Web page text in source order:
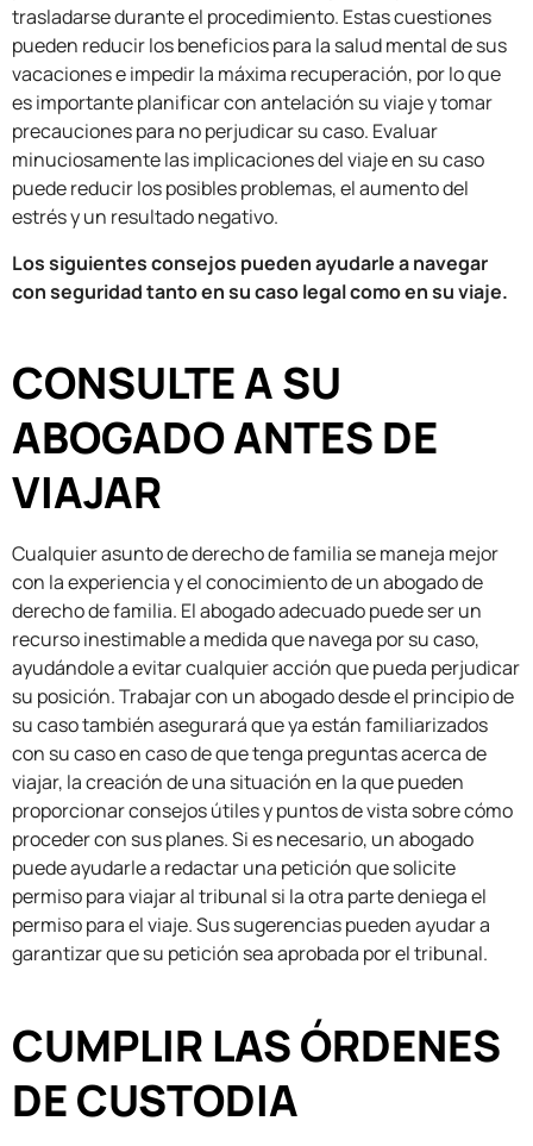
trasladarse durante el procedimiento. Estas cuestiones
pueden reducir los beneficios para la salud mental de sus
vacaciones e impedir la máxima recuperación, por lo que
es importante planificar con antelación su viaje y tomar
precauciones para no perjudicar su caso. Evaluar
minuciosamente las implicaciones del viaje en su caso
puede reducir los posibles problemas, el aumento del
estrés y un resultado negativo.
Los siguientes consejos pueden ayudarle a navegar
con seguridad tanto en su caso legal como en su viaje.
CONSULTE A SU
ABOGADO ANTES DE
VIAJAR
Cualquier asunto de derecho de familia se maneja mejor
con la experiencia y el conocimiento de un abogado de
derecho de familia. El abogado adecuado puede ser un
recurso inestimable a medida que navega por su caso,
ayudándole a evitar cualquier acción que pueda perjudicar
su posición. Trabajar con un abogado desde el principio de
su caso también asegurará que ya están familiarizados
con su caso en caso de que tenga preguntas acerca de
viajar, la creación de una situación en la que pueden
proporcionar consejos útiles y puntos de vista sobre cómo
proceder con sus planes. Si es necesario, un abogado
puede ayudarle a redactar una petición que solicite
permiso para viajar al tribunal si la otra parte deniega el
permiso para el viaje. Sus sugerencias pueden ayudar a
garantizar que su petición sea aprobada por el tribunal.
CUMPLIR LAS ÓRDENES
DE CUSTODIA